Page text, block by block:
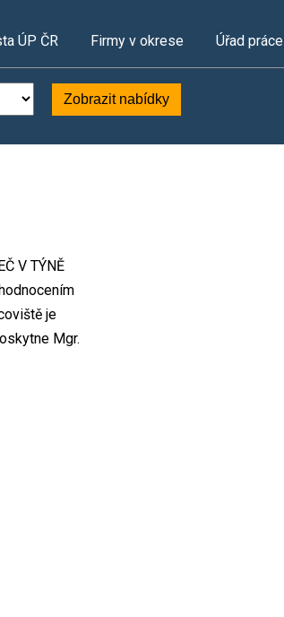
ÚP ČR Firmy v okrese Úřad práce
Zobrazit nabídky
V TÝNĚ
je
Mgr.